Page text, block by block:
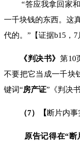
“答应我拿回家和
一千块钱的东西。这
代的。”【证据b15 ， 7
《判决书》 第10
不要把它当成一千块
键词“房产证”《判决书
（7） 【 断片内事
原告记得在“断